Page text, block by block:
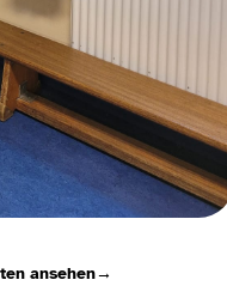
ansehen→